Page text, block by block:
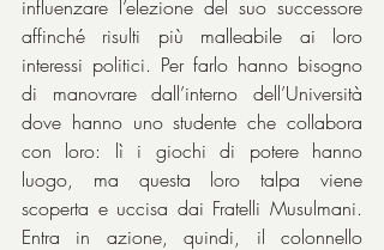
influenzare l’elezione del suo successore
affinché risulti più malleabile ai loro
interessi politici. Per farlo hanno bisogno
di manovrare dall’interno dell’Università
dove hanno uno studente che collabora
con loro: lì i giochi di potere hanno
luogo, ma questa loro talpa viene
scoperta e uccisa dai Fratelli Musulmani.